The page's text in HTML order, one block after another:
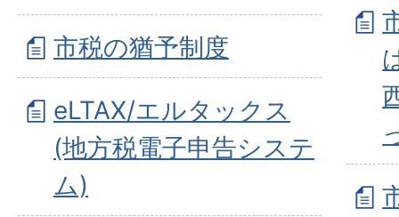
市税の猶予制度
eLTAX/エルタックス
(地方税電子申告システ
ム)